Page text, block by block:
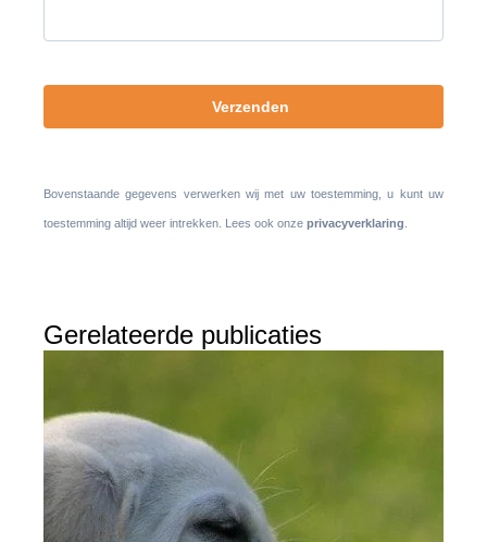
Bovenstaande gegevens verwerken wij met uw toestemming, u kunt uw
toestemming altijd weer intrekken. Lees ook onze privacyverklaring
Gerelateerde publicaties